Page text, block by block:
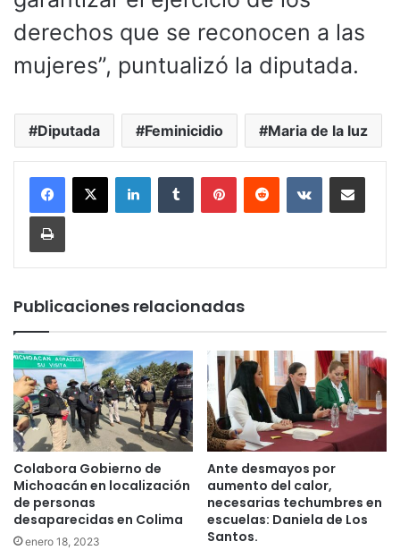
derechos que se reconocen a las
mujeres”, puntualizó la diputada.
Diputada Feminicidio Maria de la luz
LinkedInTumblr PinterestReddit VKontakteCompartir por
Imprimir
Publicaciones relacionadas
Colabora Gobierno de
Michoacán en localización
de personas
desaparecidas en Colima
enero 18, 2023
Ante desmayos por
aumento del calor,
necesarias techumbres en
escuelas: Daniela de Los
Santos.